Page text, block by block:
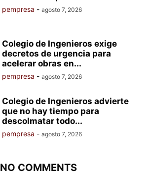
pempresa - agosto 7, 2026
Colegio de Ingenieros exige
decretos de urgencia para
acelerar obras en...
pempresa - agosto 7, 2026
Colegio de Ingenieros advierte
que no hay tiempo para
descolmatar todo...
pempresa - agosto 7, 2026
NO COMMENTS